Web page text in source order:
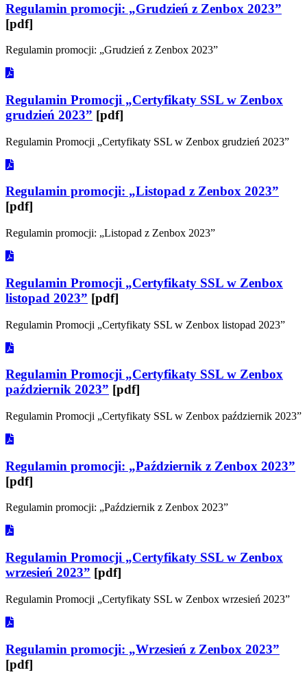
Regulamin promocji: „Grudzień z Zenbox 2023”
[pdf]
Regulamin promocji: „Grudzień z Zenbox 2023”
Regulamin Promocji „Certyfikaty SSL w Zenbox
grudzień 2023” [pdf]
Regulamin Promocji „Certyfikaty SSL w Zenbox grudzień 2023”
Regulamin promocji: „Listopad z Zenbox 2023”
[pdf]
Regulamin promocji: „Listopad z Zenbox 2023”
Regulamin Promocji „Certyfikaty SSL w Zenbox
listopad 2023” [pdf]
Regulamin Promocji „Certyfikaty SSL w Zenbox listopad 2023”
Regulamin Promocji „Certyfikaty SSL w Zenbox
październik 2023” [pdf]
Regulamin Promocji „Certyfikaty SSL w Zenbox październik 2023”
Regulamin promocji: „Październik z Zenbox 2023”
[pdf]
Regulamin promocji: „Październik z Zenbox 2023”
Regulamin Promocji „Certyfikaty SSL w Zenbox
wrzesień 2023” [pdf]
Regulamin Promocji „Certyfikaty SSL w Zenbox wrzesień 2023”
Regulamin promocji: „Wrzesień z Zenbox 2023”
[pdf]